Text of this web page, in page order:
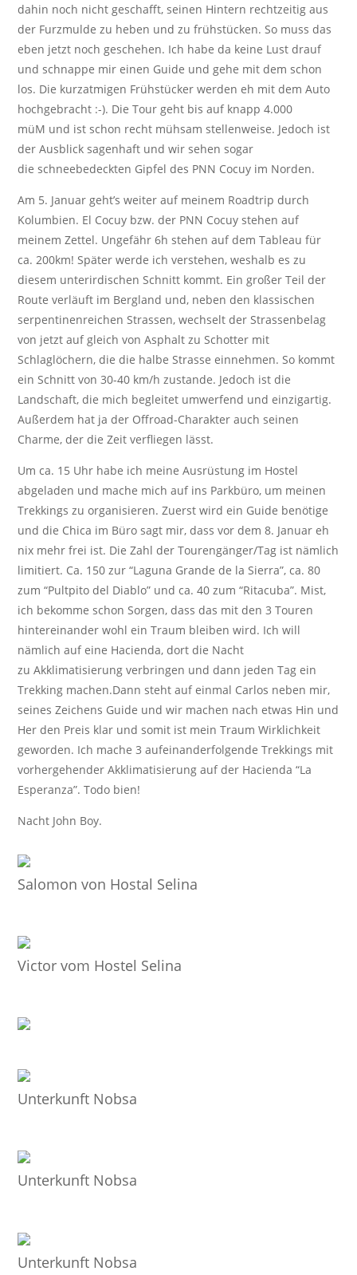
dahin noch nicht geschafft, seinen Hintern rechtzeitig aus
der Furzmulde zu heben und zu frühstücken. So muss das
eben jetzt noch geschehen. Ich habe da keine Lust drauf
und schnappe mir einen Guide und gehe mit dem schon
los. Die kurzatmigen Frühstücker werden eh mit dem Auto
hochgebracht :-). Die Tour geht bis auf knapp 4.000
müM und ist schon recht mühsam stellenweise. Jedoch ist
der Ausblick sagenhaft und wir sehen sogar
die schneebedeckten Gipfel des PNN Cocuy im Norden.
Am 5. Januar geht’s weiter auf meinem Roadtrip durch
Kolumbien. El Cocuy bzw. der PNN Cocuy stehen auf
meinem Zettel. Ungefähr 6h stehen auf dem Tableau für
ca. 200km! Später werde ich verstehen, weshalb es zu
diesem unterirdischen Schnitt kommt. Ein großer Teil der
Route verläuft im Bergland und, neben den klassischen
serpentinenreichen Strassen, wechselt der Strassenbelag
von jetzt auf gleich von Asphalt zu Schotter mit
Schlaglöchern, die die halbe Strasse einnehmen. So kommt
ein Schnitt von 30-40 km/h zustande. Jedoch ist die
Landschaft, die mich begleitet umwerfend und einzigartig.
Außerdem hat ja der Offroad-Charakter auch seinen
Charme, der die Zeit verfliegen lässt.
Um ca. 15 Uhr habe ich meine Ausrüstung im Hostel
abgeladen und mache mich auf ins Parkbüro, um meinen
Trekkings zu organisieren. Zuerst wird ein Guide benötige
und die Chica im Büro sagt mir, dass vor dem 8. Januar eh
nix mehr frei ist. Die Zahl der Tourengänger/Tag ist nämlich
limitiert. Ca. 150 zur “Laguna Grande de la Sierra”, ca. 80
zum “Pultpito del Diablo” und ca. 40 zum “Ritacuba”. Mist,
ich bekomme schon Sorgen, dass das mit den 3 Touren
hintereinander wohl ein Traum bleiben wird. Ich will
nämlich auf eine Hacienda, dort die Nacht
zu Akklimatisierung verbringen und dann jeden Tag ein
Trekking machen.Dann steht auf einmal Carlos neben mir,
seines Zeichens Guide und wir machen nach etwas Hin und
Her den Preis klar und somit ist mein Traum Wirklichkeit
geworden. Ich mache 3 aufeinanderfolgende Trekkings mit
vorhergehender Akklimatisierung auf der Hacienda “La
Esperanza”. Todo bien!
Nacht John Boy.
Salomon von Hostal Selina
Victor vom Hostel Selina
Unterkunft Nobsa
Unterkunft Nobsa
Unterkunft Nobsa